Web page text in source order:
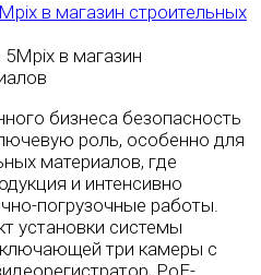
в магазин строительных
бизнеса безопасность
роль, особенно для
материалов, где
и интенсивно
погрузочные работы.
установки системы
три камеры с